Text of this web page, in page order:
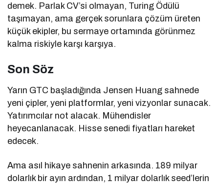
demek. Parlak CV’si olmayan, Turing Ödülü
taşımayan, ama gerçek sorunlara çözüm üreten
küçük ekipler, bu sermaye ortamında görünmez
kalma riskiyle karşı karşıya.
Son Söz
Yarın GTC başladığında Jensen Huang sahnede
yeni çipler, yeni platformlar, yeni vizyonlar sunacak.
Yatırımcılar not alacak. Mühendisler
heyecanlanacak. Hisse senedi fiyatları hareket
edecek.
Ama asıl hikaye sahnenin arkasında. 189 milyar
dolarlık bir ayın ardından, 1 milyar dolarlık seed’lerin